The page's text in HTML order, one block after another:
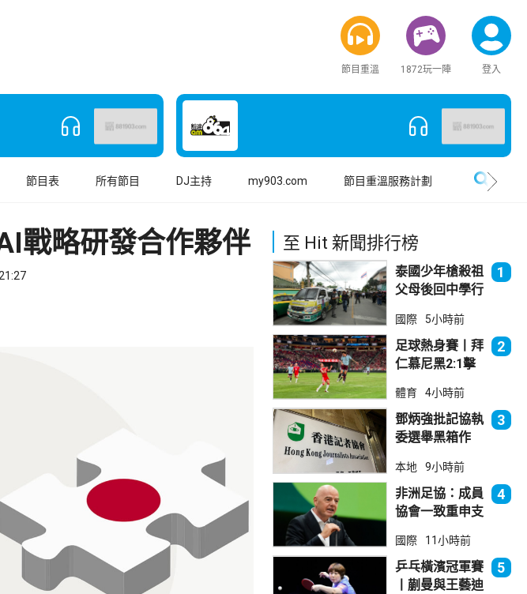
節目重溫 1872玩一陣 登入
節目表 所有節目 DJ主持 my903.com 節目重溫服務計劃
戰略研發合作夥伴 至 Hit 新聞排行榜
泰國少年槍殺祖
父母後回中學行
死23傷
1
國際 5小時前
足球熱身賽丨拜
仁慕尼黑2:1擊
2
體育 4小時前
鄧炳強批記協執
委選舉黑箱作
國安一定「釘死
你」
3
本地 9小時前
非洲足協：成員
協會一致重申支
4
國際 11小時前
乒乓橫濱冠軍賽
丨蒯曼與王藝迪
5